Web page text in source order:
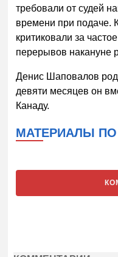
требовали от судей
времени при подаче.
критиковали за
перерывов накануне
Денис Шаповалов
девяти месяцев он
Канаду.
МАТЕРИАЛЫ